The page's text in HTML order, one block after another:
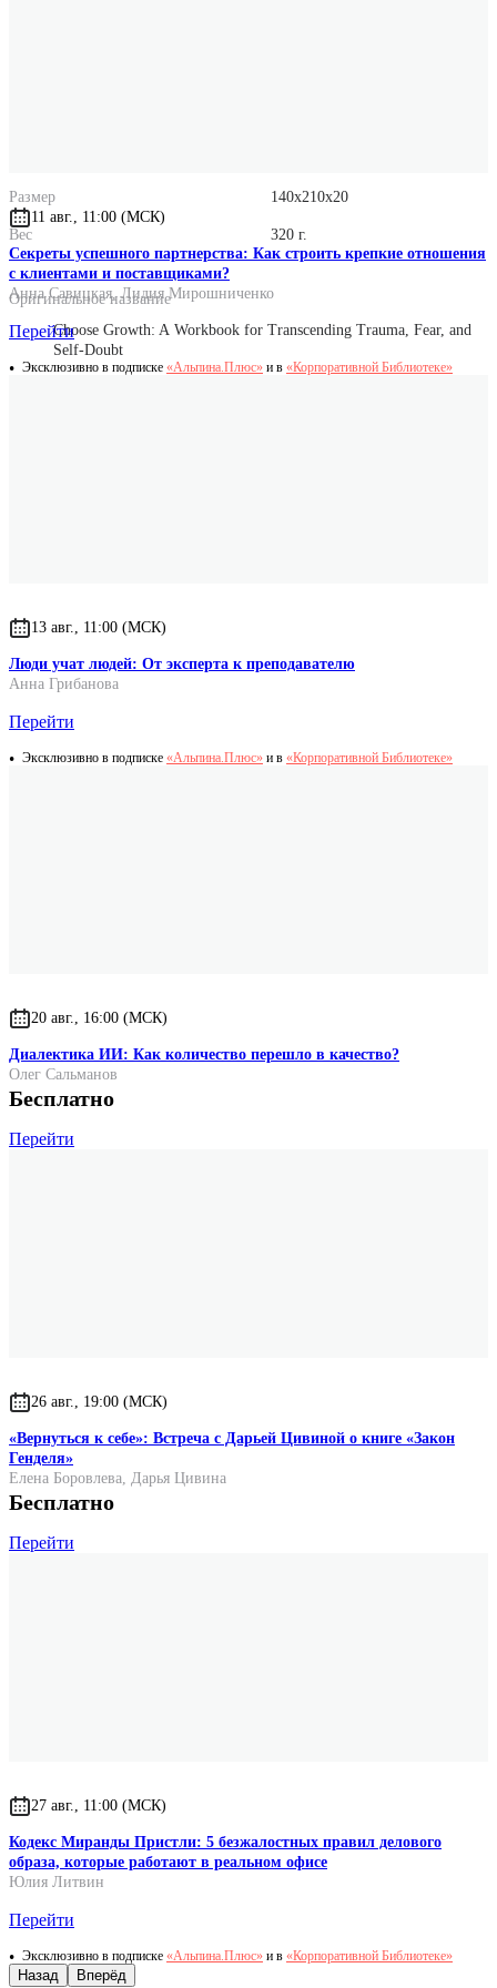
Размер 140x210x20
Вес 320 г.
Оригинальное название
Choose Growth: A Workbook for Transcending Trauma, Fear, and
Self-Doubt
11 авг., 11:00 (МСК)
Секреты успешного партнерства: Как строить крепкие отношения
с клиентами и поставщиками?
Анна Савицкая,Лидия Мирошниченко
Перейти
Эксклюзивно в подписке «Альпина.Плюс» и в «Корпоративной Библиотеке»
13 авг., 11:00 (МСК)
Люди учат людей: От эксперта к преподавателю
Анна Грибанова
Перейти
Эксклюзивно в подписке «Альпина.Плюс» и в «Корпоративной Библиотеке»
20 авг., 16:00 (МСК)
Диалектика ИИ: Как количество перешло в качество?
Олег Сальманов
Бесплатно
Перейти
26 авг., 19:00 (МСК)
«Вернуться к себе»: Встреча с Дарьей Цивиной о книге «Закон
Генделя»
Елена Боровлева, Дарья Цивина
Бесплатно
Перейти
27 авг., 11:00 (МСК)
Кодекс Миранды Пристли: 5 безжалостных правил делового
образа, которые работают в реальном офисе
Юлия Литвин
Перейти
Эксклюзивно в подписке «Альпина.Плюс» и в «Корпоративной Библиотеке»
Назад Вперёд